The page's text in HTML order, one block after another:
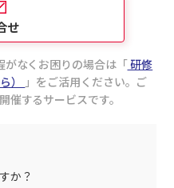
せ
がなくお困りの場合は「研修
）
」をご活用ください。 ご
催するサービスです。
か？